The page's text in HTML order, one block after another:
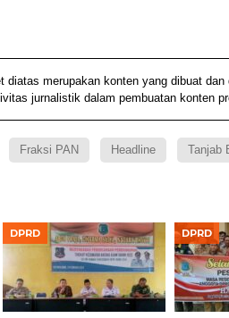
diatas merupakan konten yang dibuat
jurnalistik dalam pembuatan konten
Fraksi PAN Headline Tanjab
DPRD DPRD